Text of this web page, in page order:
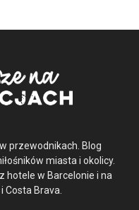
przewodnikach. Blog
miasta i okolicy.
hotele w Barcelonie i na
Brava.